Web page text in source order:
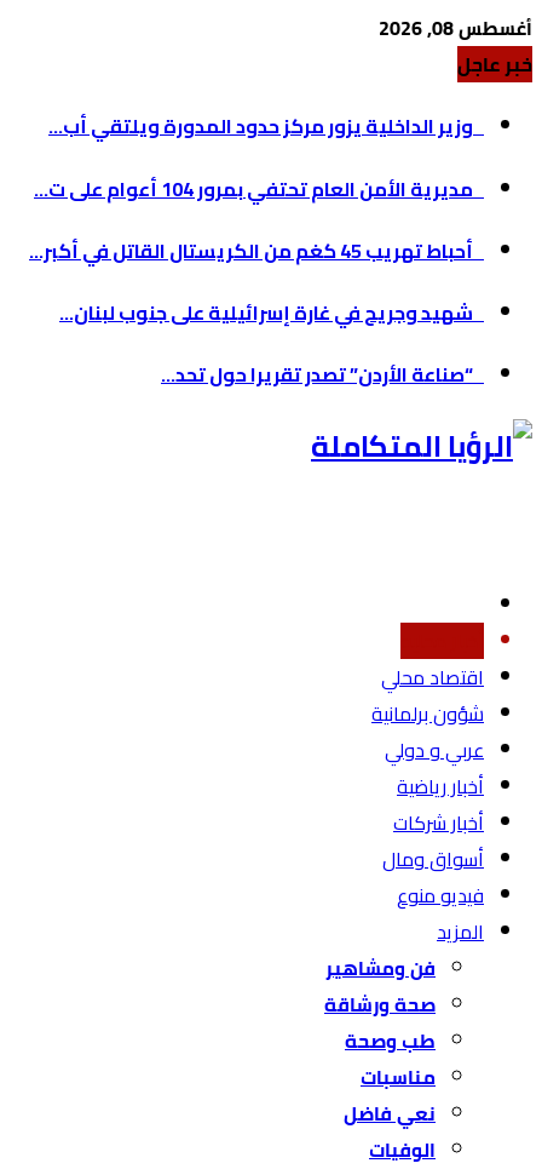
أغسطس 08, 2026
خبر عاجل
وزير الداخلية يزور مركز حدود المدورة ويلتقي أب...
مديرية الأمن العام تحتفي بمرور 104 أعوام على ت...
أحباط تهريب 45 كغم من الكريستال القاتل في أكبر...
شهيد وجريح في غارة إسرائيلية على جنوب لبنان...
“صناعة الأردن” تصدر تقريرا حول تحد...
اقتصاد محلي
شؤون برلمانية
عربي و دولي
أخبار رياضية
أخبار شركات
أسواق ومال
فيديو منوع
المزيد
فن ومشاهير
صحة ورشاقة
طب وصحة
مناسبات
نعي فاضل
الوفيات